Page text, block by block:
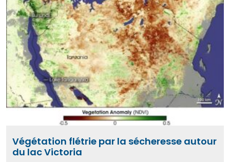
Végétation flétrie par la sécheresse autour
du lac Victoria